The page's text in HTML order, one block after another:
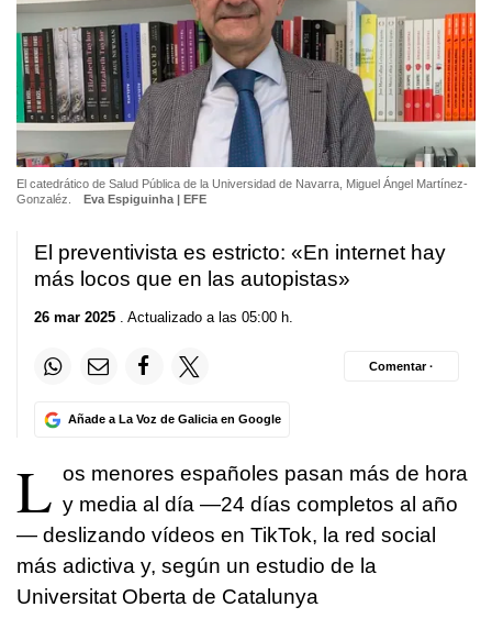
El catedrático de Salud Pública de la Universidad de Navarra, Miguel Ángel Martínez-
Gonzaléz.
Eva Espiguinha | EFE
El preventivista es estricto: «En internet hay
más locos que en las autopistas»
26 mar 2025 . Actualizado a las 05:00 h.
Añade a La Voz de Galicia en Google
Comentar ·
L os menores españoles pasan más de hora
y media al día —24 días completos al año
— deslizando vídeos en TikTok, la red social
más adictiva y, según un estudio de la
Universitat Oberta de Catalunya